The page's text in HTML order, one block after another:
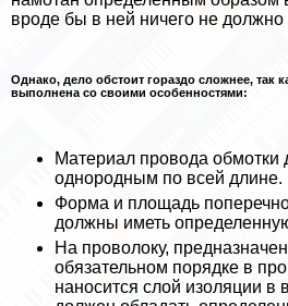
вроде бы в ней ничего не должно
Однако, дело обстоит гораздо сложнее, так
выполнена со своими особенностями:
Материал провода обмотки
однородным по всей длине.
Форма и площадь
должны иметь
На проволоку,
обязательном порядке в
наносится слой изоляции в